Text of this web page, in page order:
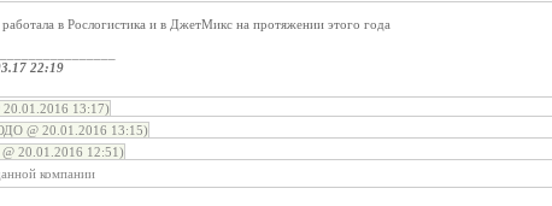
в Рослогистика и в ДжетМикс на протяжении этого года
22:19
13:17)
@ 20.01.2016 13:15)
20.01.2016 12:51)
компании